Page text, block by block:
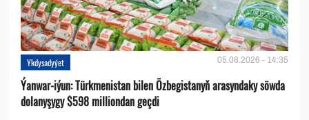
Ykdysadyýet 05.08.2026 - 14:35
Ýanwar-iýun: Türkmenistan bilen Özbegistanyň arasyndaky söwda
dolanyşygy $598 milliondan geçdi